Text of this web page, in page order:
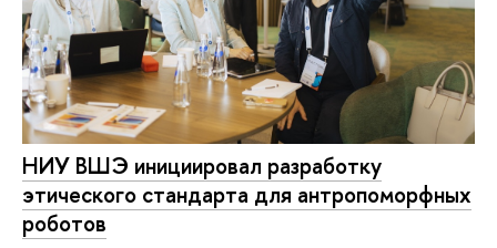
НИУ ВШЭ инициировал разработку
этического стандарта для антропоморфных
роботов